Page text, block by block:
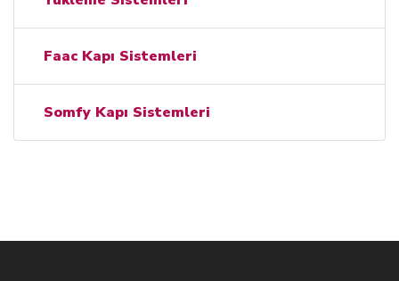
Faac Kapı Sistemleri
Somfy Kapı Sistemleri